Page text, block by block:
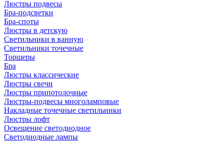
Люстры подвесы
Бра-подсветки
Бра-споты
Люстры в детскую
Светильники в ванную
Светильники точечные
Торшеры
Бра
Люстры классические
Люстры свечи
Люстры припотолочные
Люстры-подвесы многоламповые
Накладные точечные светильники
Люстры лофт
Освещение светодиодное
Светодиодные лампы